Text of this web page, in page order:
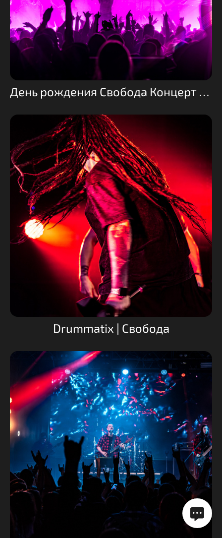
День рождения Свобода Концерт Холл
Drummatix | Свобода